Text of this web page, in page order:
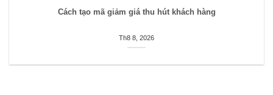
Cách tạo mã giảm giá thu hút khách hàng
Th8 8, 2026